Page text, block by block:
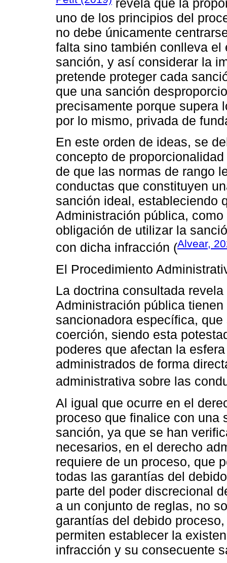
revela que la
uno de los principios del
no debe únicamente
falta sino también conlleva
sanción, y así considerar la
pretende proteger cada
que una sanción
precisamente porque supera
por lo mismo, privada de
En este orden de ideas, se
concepto de
de que las normas de rango
conductas que constituyen
sanción ideal, estableciendo
Administración pública,
obligación de utilizar la
con dicha infracción (Alvear,
El Procedimiento
La doctrina consultada
Administración pública
sancionadora específica,
coerción, siendo esta
poderes que afectan la
administrados de forma
administrativa sobre las
Al igual que ocurre en el
proceso que finalice con una
sanción, ya que se han
necesarios, en el derecho
requiere de un proceso, que
todas las garantías del
parte del poder discrecional
a un conjunto de reglas, no
garantías del debido
permiten establecer la
infracción y su consecuente